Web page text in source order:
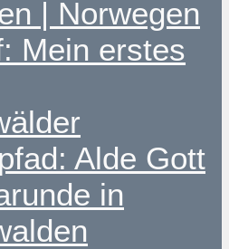
| Norwegen
Mein erstes
Alde Gott
in